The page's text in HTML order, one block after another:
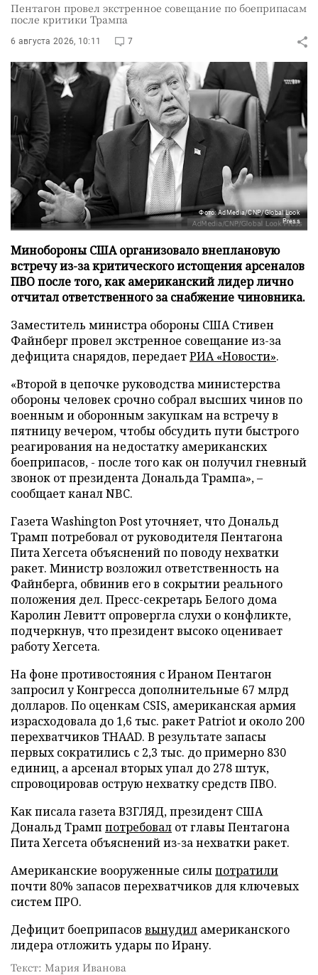
Пентагон провел экстренное совещание по боеприпасам
после критики Трампа
6 августа 2026, 10:11 7
Фото: AdMedia/CNP/Global Look
Press
Минобороны США организовало внеплановую
встречу из-за критического истощения арсеналов
ПВО после того, как американский лидер лично
отчитал ответственного за снабжение чиновника.
Заместитель министра обороны США Стивен
Файнберг провел экстренное совещание из-за
дефицита снарядов, передаетРИА «Новости».
«Второй в цепочке руководства министерства
обороны человек срочно собрал высших чинов по
военным и оборонным закупкам на встречу в
пятницу вечером, чтобы обсудить пути быстрого
реагирования на недостатку американских
боеприпасов, - после того как он получил гневный
звонок от президента Дональда Трампа», –
сообщает канал NBC.
Газета Washington Post уточняет, что Дональд
Трамп потребовал от руководителя Пентагона
Пита Хегсета объяснений по поводу нехватки
ракет. Министр возложил ответственность на
Файнберга, обвинив его в сокрытии реального
положения дел. Пресс-секретарь Белого дома
Каролин Левитт опровергла слухи о конфликте,
подчеркнув, что президент высоко оценивает
работу Хегсета.
На фоне противостояния с Ираном Пентагон
запросил у Конгресса дополнительные 67 млрд
долларов. По оценкам CSIS, американская армия
израсходовала до 1,6 тыс. ракет Patriot и около 200
перехватчиков THAAD. В результате запасы
первых сократились с 2,3 тыс. до примерно 830
единиц, а арсенал вторых упал до 278 штук,
спровоцировав острую нехватку средств ПВО.
Как писала газета ВЗГЛЯД, президент США
Дональд Трамп потребовал от главы Пентагона
Пита Хегсета объяснений из-за нехватки ракет.
Американские вооруженные силыпотратили
почти 80% запасов перехватчиков для ключевых
систем ПРО.
Дефицит боеприпасов вынудил американского
лидера отложить удары по Ирану.
Текст: Мария Иванова